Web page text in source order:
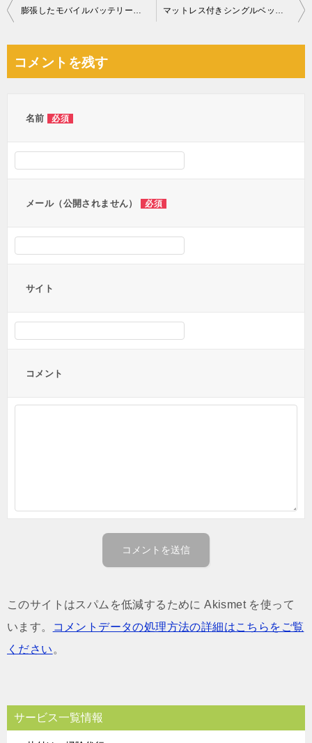
投
ビ
ョ
膨張したモバイルバッテリーの回収・処分ご依頼 お客様の声 マットレス付きシングルベッド、自転車の回収・処分ご依頼
コメントを残す
名前 必須
メール（公開されません） 必須
サイト
コメント
このサイトはスパムを低減するために Akismet を使って
います。
コメントデータの処理方法の詳細はこちらをご覧
ください 。
サービス一覧情報